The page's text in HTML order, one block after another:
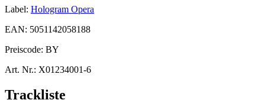
Label: Hologram Opera
EAN: 5051142058188
Preiscode: BY
Art. Nr.: X01234001-6
Trackliste